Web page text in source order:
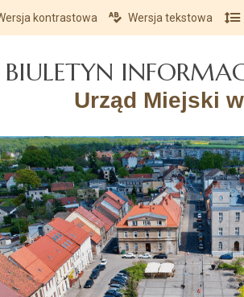
Przejdź do
Przejdź do
Przejdź do mapy
kontrastowa Wersja tekstowa
BIULETYN
Urząd Miejski